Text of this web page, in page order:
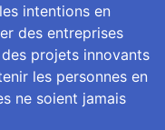
intentions en
des entreprises
projets innovants
les personnes en
ne soient jamais